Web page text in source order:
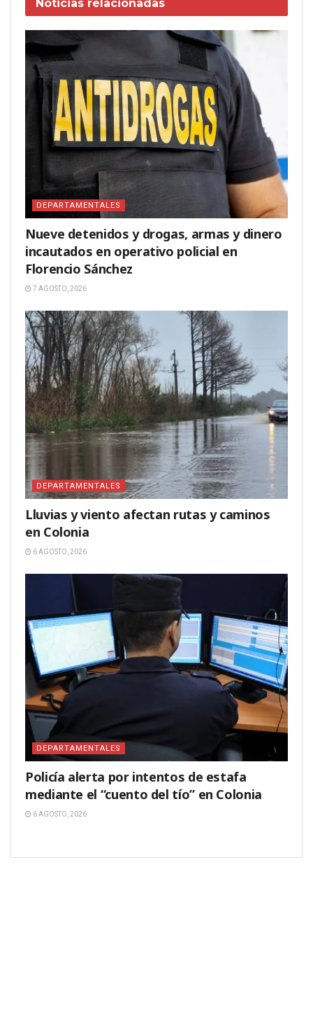
Noticias relacionadas
DEPARTAMENTALES
Nueve detenidos y drogas, armas y dinero
incautados en operativo policial en
Florencio Sánchez
7 AGOSTO, 2026
DEPARTAMENTALES
Lluvias y viento afectan rutas y caminos
en Colonia
6 AGOSTO, 2026
DEPARTAMENTALES
Policía alerta por intentos de estafa
mediante el “cuento del tío” en Colonia
6 AGOSTO, 2026